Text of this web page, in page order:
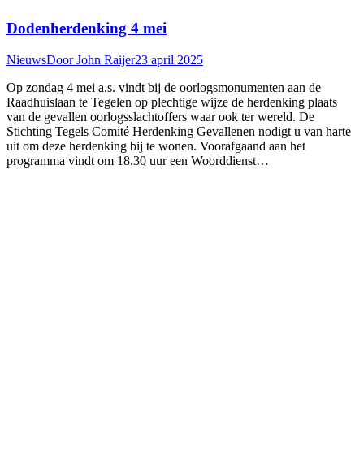
Dodenherdenking 4 mei
NieuwsDoorJohn Raijer23 april 2025
Op zondag 4 mei a.s. vindt bij de oorlogsmonumenten aan de
Raadhuislaan te Tegelen op plechtige wijze de herdenking plaats
van de gevallen oorlogsslachtoffers waar ook ter wereld. De
Stichting Tegels Comité Herdenking Gevallenen nodigt u van harte
uit om deze herdenking bij te wonen. Voorafgaand aan het
programma vindt om 18.30 uur een Woorddienst…